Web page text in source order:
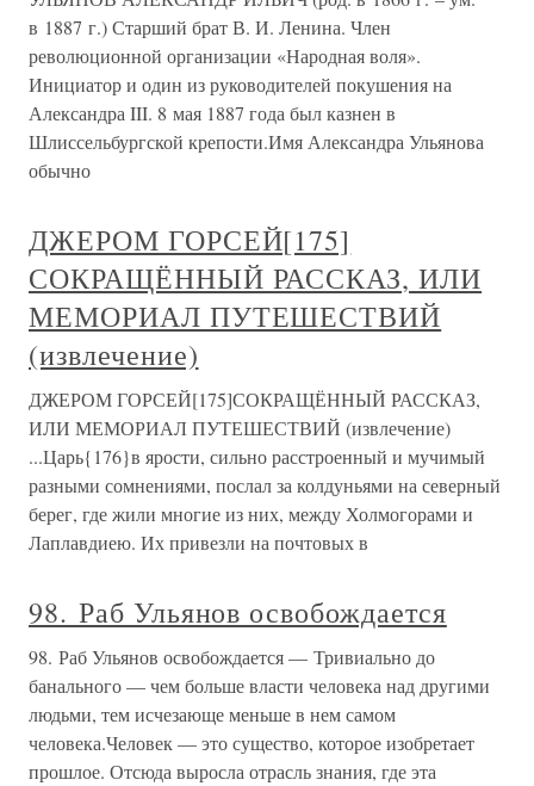
в 1887 г.) Старший брат В. И. Ленина. Член
революционной организации «Народная воля».
Инициатор и один из руководителей покушения на
Александра III. 8 мая 1887 года был казнен в
Шлиссельбургской крепости.Имя Александра Ульянова
обычно
ДЖЕРОМ ГОРСЕЙ[175]
СОКРАЩЁННЫЙ РАССКАЗ, ИЛИ
МЕМОРИАЛ ПУТЕШЕСТВИЙ
(извлечение)
ДЖЕРОМ ГОРСЕЙ[175]СОКРАЩЁННЫЙ РАССКАЗ,
ИЛИ МЕМОРИАЛ ПУТЕШЕСТВИЙ (извлечение)
...Царь{176}в ярости, сильно расстроенный и мучимый
разными сомнениями, послал за колдуньями на северный
берег, где жили многие из них, между Холмогорами и
Лаплавдиею. Их привезли на почтовых в
98. Раб Ульянов освобождается
98. Раб Ульянов освобождается — Тривиально до
банального — чем больше власти человека над другими
людьми, тем исчезающе меньше в нем самом
человека.Человек — это существо, которое изобретает
прошлое. Отсюда выросла отрасль знания, где эта